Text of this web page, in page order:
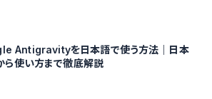
Antigravityを日本語で使う方法｜日本
ら使い方まで徹底解説